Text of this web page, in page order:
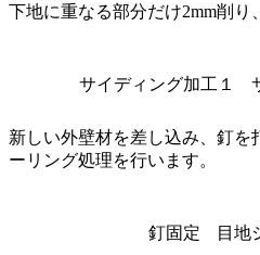
下地に重なる部分だけ2mm削り
サイディング加工１
新しい外壁材を差し込み、釘を
ーリング処理を行います。
釘固定 目地